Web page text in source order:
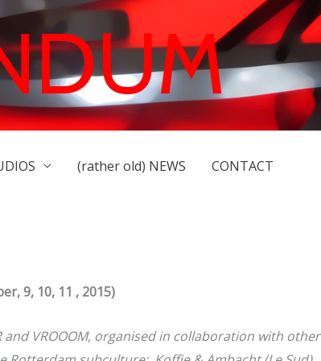
(rather old) NEWS CONTACT
9, 10, 11 , 2015)
VROOOM, organised in collaboration with other